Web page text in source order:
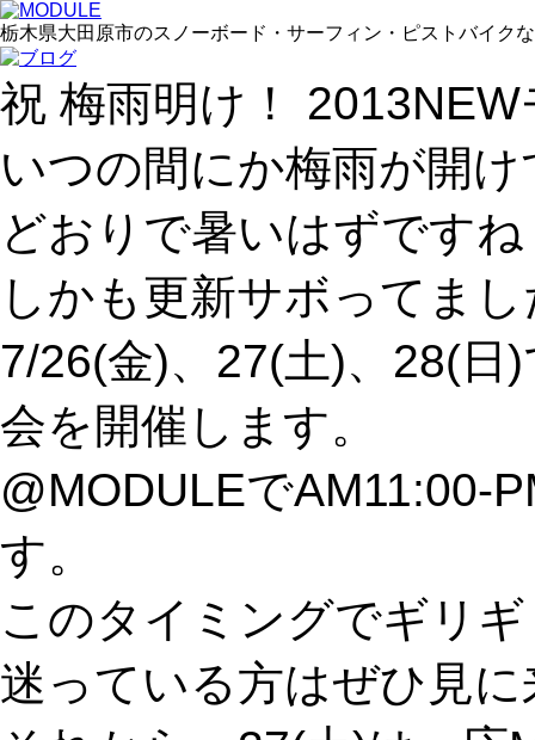
栃木県大田原市のスノーボード・サーフィン・ピストバイク
祝 梅雨明け！
いつの間にか梅雨が開
どおりで暑いはずですね
しかも更新サボってま
7/26(金)、27(土)、28(日
会を開催します。
@MODULEでAM11:00-
す。
このタイミングでギリ
迷っている方はぜひ見